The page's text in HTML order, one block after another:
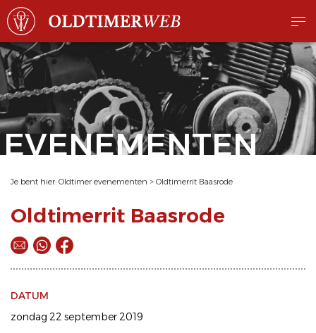
EVENEMENTEN
Je bent hier: Oldtimer evenementen > Oldtimerrit Baasrode
Oldtimerrit Baasrode
DATUM
zondag 22 september 2019